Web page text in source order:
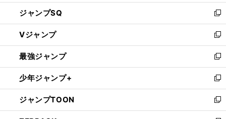
し
い
ウ
ィ
ン
ド
ウ
で
開
く
ジャンプSQ
新
し
い
ウ
ィ
ン
ド
ウ
で
開
Vジャンプ
新
し
い
ウ
ィ
ン
ド
ウ
最強ジャンプ
新
し
い
ウ
ィ
ン
少年ジャンプ+
新
し
い
ウ
ジャンプTOON
新
し